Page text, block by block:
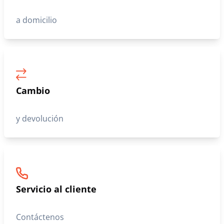
a domicilio
Cambio
y devolución
Servicio al cliente
Contáctenos